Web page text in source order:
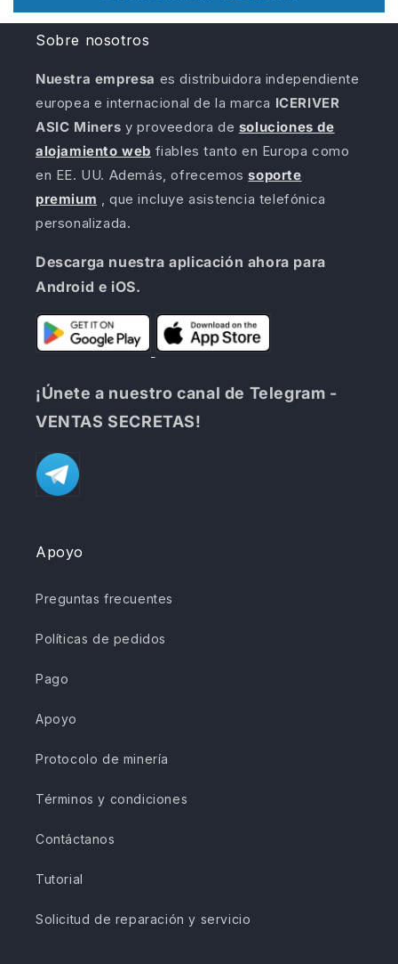
Sobre nosotros
Nuestra empresa es distribuidora independiente
europea e internacional de la marca ICERIVER
ASIC Miners y proveedora de soluciones de
alojamiento web fiables tanto en Europa como
en EE. UU. Además, ofrecemossoporte
premium , que incluye asistencia telefónica
personalizada.
Descarga nuestra aplicación ahora para
Android e iOS.
¡Únete a nuestro canal de Telegram -
VENTAS SECRETAS!
Apoyo
Preguntas frecuentes
Políticas de pedidos
Pago
Apoyo
Protocolo de minería
Términos y condiciones
Contáctanos
Tutorial
Solicitud de reparación y servicio